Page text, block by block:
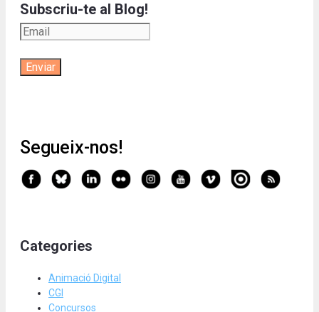
Subscriu-te al Blog!
Segueix-nos!
Categories
Animació Digital
CGI
Concursos